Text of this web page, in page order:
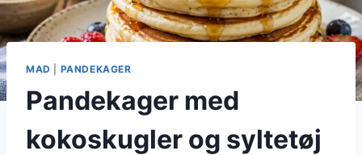
MAD PANDEKAGER
Pandekager med
kokoskugler og syltetøj